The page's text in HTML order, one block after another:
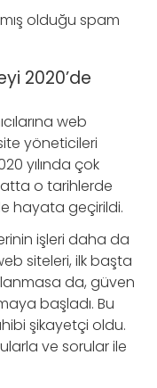
olduğu spam
2020’de
web
yöneticileri
yılında çok
o tarihlerde
hayata geçirildi.
işleri daha da
siteleri, ilk başta
da, güven
başladı. Bu
şikayetçi oldu.
ve sorular ile